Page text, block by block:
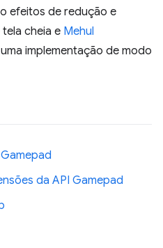
efeitos de redução e
cheia e Mehul
implementação de modo
da API Gamepad